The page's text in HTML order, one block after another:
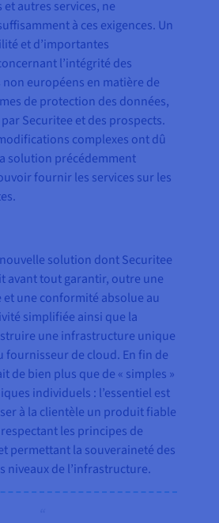
autres services, ne
à ces exigences. Un
et d’importantes
l’intégrité des
européens en matière de
de protection des données,
Securitee et des prospects.
complexes ont dû
solution précédemment
fournir les services sur les
solution dont Securitee
avant tout garantir, outre une
une conformité absolue au
simplifiée ainsi que la
une infrastructure unique
fournisseur de cloud. En fin de
de bien plus que de « simples »
individuels : l’essentiel est
à la clientèle un produit fiable
les principes de
permettant la souveraineté des
niveaux de l’infrastructure.